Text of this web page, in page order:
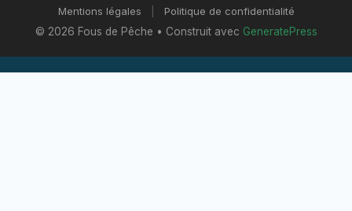
Mentions légales
Politique de confidentialité
© 2026 Fous de Pêche • Construit avec GeneratePress